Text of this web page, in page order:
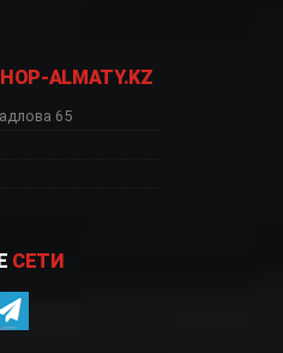
ALMATY.KZ
65
СЕТИ